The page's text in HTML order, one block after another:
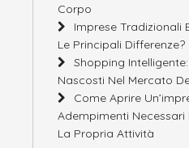
Corpo
Imprese Tradizionali
Le Principali Differenze?
Shopping
Nascosti Nel Mercato
Come Aprire
Adempimenti Necessari
La Propria Attività